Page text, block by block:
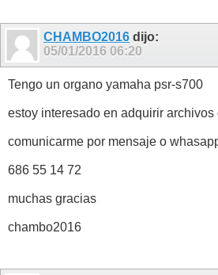
CHAMBO2016 dijo:
05/01/2016 06:20
Tengo un organo yamaha psr-s700
estoy interesado en adquirir archivos
comunicarme por mensaje o
686 55 14 72
muchas gracias
chambo2016